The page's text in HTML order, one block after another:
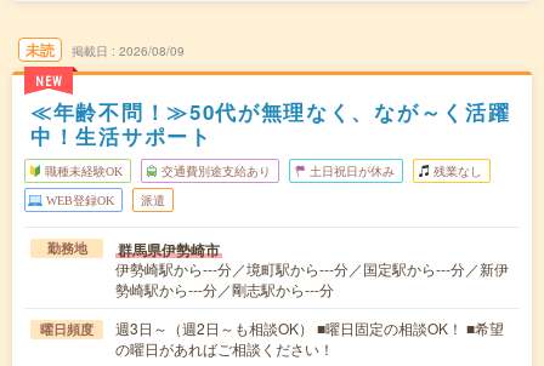
未読
NEW
掲載日 2026/08/09
≪年齢不問！≫50代が無理なく、なが～く活躍
中！生活サポート
職種未経験OK 交通費別途支給あり 土日祝日が休み 残業なし
WEB登録OK 派遣
勤務地 群馬県伊勢崎市
伊勢崎駅から---分／境町駅から---分／国定駅から---分／新伊
勢崎駅から---分／剛志駅から---分
曜日頻度
週3日～（週2日～も相談OK） ■曜日固定の相談OK！ ■希望
の曜日があればご相談ください！